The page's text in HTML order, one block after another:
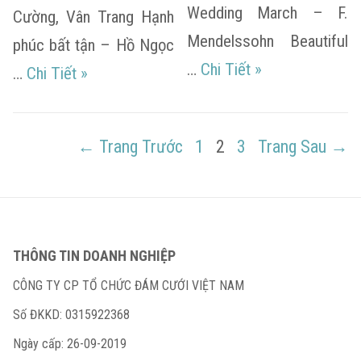
Cường, Vân Trang Hạnh
phúc bất tận – Hồ Ngọc
… Chi Tiết Danh sách các bài hát tặng đám cưới bạn
»
Wedding March – F.
Mendelssohn Beautiful
… Chi Tiết Danh sách các
»
← Trang Trước 1 2 3 Trang Sau →
THÔNG TIN DOANH NGHIỆP
CÔNG TY CP TỔ CHỨC ĐÁM CƯỚI VIỆT NAM
Số ĐKKD: 0315922368
Ngày cấp: 26-09-2019